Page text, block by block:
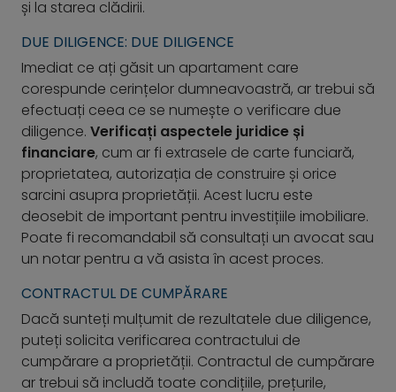
și la starea clădirii.
DUE DILIGENCE: DUE DILIGENCE
Imediat ce ați găsit un apartament care
corespunde cerințelor dumneavoastră, ar trebui să
efectuați ceea ce se numește o verificare due
diligence. Verificați aspectele juridice și
financiare, cum ar fi extrasele de carte funciară,
proprietatea, autorizația de construire și orice
sarcini asupra proprietății. Acest lucru este
deosebit de important pentru investițiile imobiliare.
Poate fi recomandabil să consultați un avocat sau
un notar pentru a vă asista în acest proces.
CONTRACTUL DE CUMPĂRARE
Dacă sunteți mulțumit de rezultatele due diligence,
puteți solicita verificarea contractului de
cumpărare a proprietății. Contractul de cumpărare
ar trebui să includă toate condițiile, prețurile,